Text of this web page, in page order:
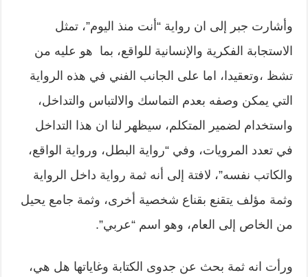
وأشارت جبر إلى ان رواية “أنت منذ اليوم”، تمثل
الاستجابة الفكرية والإنسانية للواقع، بما هو عليه من
تشظ ،وتعقيدا، اما على الجانب الفني في هذه الرواية
التي يمكن وصفه بعدم التماسك والالتباس والتداخل،
واستخدام لضمير المتكلم، سيظهر لنا ان هذا التداخل
في تعدد المرويات، وفي “رواية البطل، ورواية الواقع،
والكاتب نفسه”، لافتة إلى أنه ثمة رواية داخل الرواية
وثمة مؤلف يتقنع بقناع شخصية أخرى، وثمة جامع يحيل
من الخاص إلى العام، وهو اسم “عربي”.
ورأت انه ثمة بحث عن جدوى الكتابة وغاياتها هل هي،